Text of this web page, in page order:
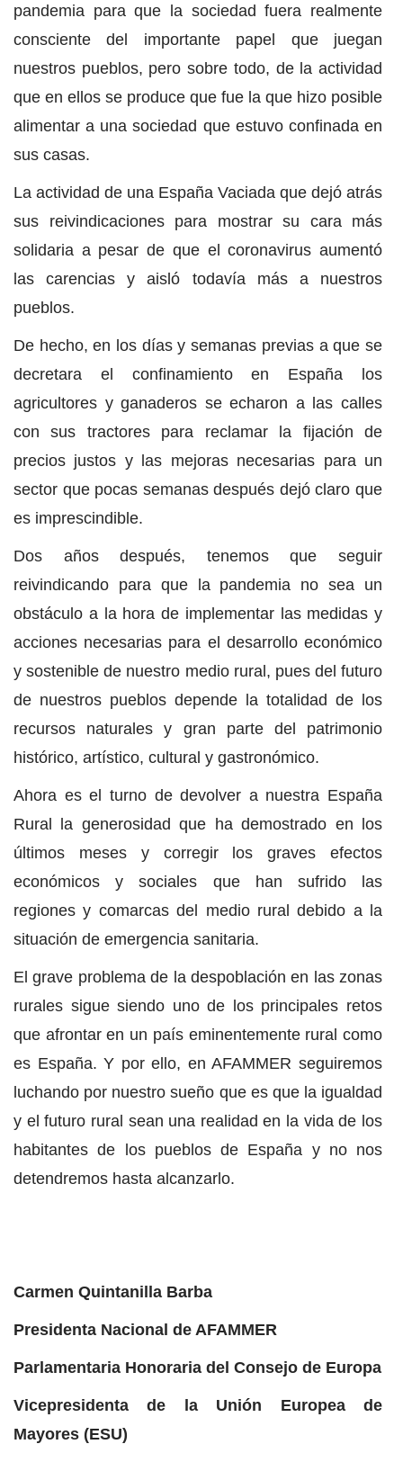
pandemia para que la sociedad fuera realmente
consciente del importante papel que juegan
nuestros pueblos, pero sobre todo, de la actividad
que en ellos se produce que fue la que hizo posible
alimentar a una sociedad que estuvo confinada en
sus casas.
La actividad de una España Vaciada que dejó atrás
sus reivindicaciones para mostrar su cara más
solidaria a pesar de que el coronavirus aumentó
las carencias y aisló todavía más a nuestros
pueblos.
De hecho, en los días y semanas previas a que se
decretara el confinamiento en España los
agricultores y ganaderos se echaron a las calles
con sus tractores para reclamar la fijación de
precios justos y las mejoras necesarias para un
sector que pocas semanas después dejó claro que
es imprescindible.
Dos años después, tenemos que seguir
reivindicando para que la pandemia no sea un
obstáculo a la hora de implementar las medidas y
acciones necesarias para el desarrollo económico
y sostenible de nuestro medio rural, pues del futuro
de nuestros pueblos depende la totalidad de los
recursos naturales y gran parte del patrimonio
histórico, artístico, cultural y gastronómico.
Ahora es el turno de devolver a nuestra España
Rural la generosidad que ha demostrado en los
últimos meses y corregir los graves efectos
económicos y sociales que han sufrido las
regiones y comarcas del medio rural debido a la
situación de emergencia sanitaria.
El grave problema de la despoblación en las zonas
rurales sigue siendo uno de los principales retos
que afrontar en un país eminentemente rural como
es España. Y por ello, en AFAMMER seguiremos
luchando por nuestro sueño que es que la igualdad
y el futuro rural sean una realidad en la vida de los
habitantes de los pueblos de España y no nos
detendremos hasta alcanzarlo.
Carmen Quintanilla Barba
Presidenta Nacional de AFAMMER
Parlamentaria Honoraria del Consejo de Europa
Vicepresidenta de la Unión Europea de
Mayores (ESU)